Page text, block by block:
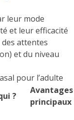
leur mode
et leur efficacité
des attentes
et du niveau
pour l’adulte
?
Avantages
principaux